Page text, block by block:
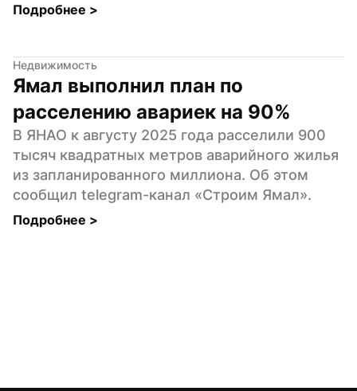
Подробнее >
Недвижимость
Ямал выполнил план по
расселению авариек на 90%
В ЯНАО к августу 2025 года расселили 900
тысяч квадратных метров аварийного жилья
из запланированного миллиона. Об этом
сообщил telegram-канал «Строим Ямал».
Подробнее >